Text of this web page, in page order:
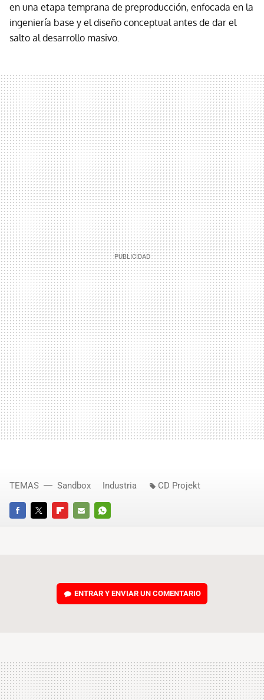
en una etapa temprana de preproducción, enfocada en la
ingeniería base y el diseño conceptual antes de dar el
salto al desarrollo masivo.
FACEBOOKTWITTERFLIPBOARD
E-
WHATSAPP
TEMAS Sandbox Industria CD Projekt
ENTRAR Y ENVIAR UN COMENTARIO